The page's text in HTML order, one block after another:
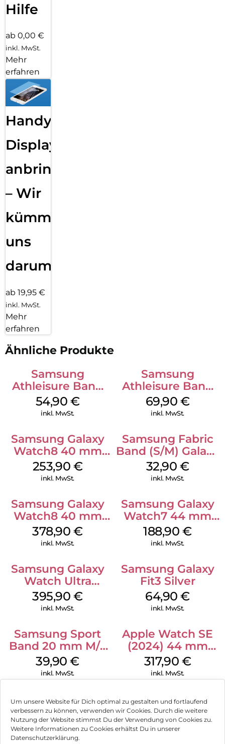
Um unsere Website für Dich optimal zu gestalten und fortlaufend
verbessern zu können, verwenden wir Cookies. Durch die weitere
Nutzung der Website stimmst Du der Verwendung von Cookies zu.
Weitere Informationen zu Cookies erhältst Du in unserer
Datenschutzerklärung.
Hilfe
ab 0,00 €
inkl. MwSt.
Mehr
erfahren
Handy
Displayfolie
anbringen
– Wir
kümmern
uns
darum!
ab 19,95 €
inkl. MwSt.
Mehr
erfahren
Ähnliche Produkte
Samsung
Athleisure Band
(S/M) Galaxy
Watch8/Watch8
54,90 €
inkl. MwSt.
Samsung
Athleisure Band
(M/L) Galaxy
Watch8/Watch8
69,90 €
inkl. MwSt.
Samsung Galaxy
Watch8 40 mm
Graphite
253,90 €
inkl. MwSt.
Samsung Fabric
Band (S/M) Galaxy
Watch8/Watch8
Classic Red
32,90 €
inkl. MwSt.
Samsung Galaxy
Watch8 40 mm
Silver
378,90€
inkl. MwSt.
Samsung Galaxy
Watch7 44 mm
Green
188,90€
inkl. MwSt.
Samsung Galaxy
Watch Ultra
Titanium White
395,90€
inkl. MwSt.
Samsung Galaxy
Fit3 Silver
64,90€
inkl. MwSt.
Samsung Sport
Band 20 mm M/L
Galaxy Watch4
Serie Graphite
39,90€
inkl. MwSt.
Apple Watch SE
(2024) 44 mm
GPS + Cellular
(Sportarmband
Mitternacht M/L)
317,90 €
inkl. MwSt.
Impressum